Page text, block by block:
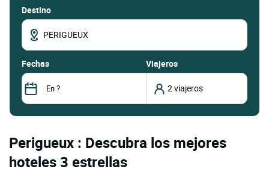
Destino
fechas Viajeros
Perigueux : Descubra los mejores
hoteles 3 estrellas